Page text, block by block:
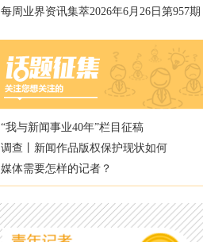
每周业界资讯集萃2026年6月26日第957期
“我与新闻事业40年”栏目征稿
调查丨新闻作品版权保护现状如何
媒体需要怎样的记者？